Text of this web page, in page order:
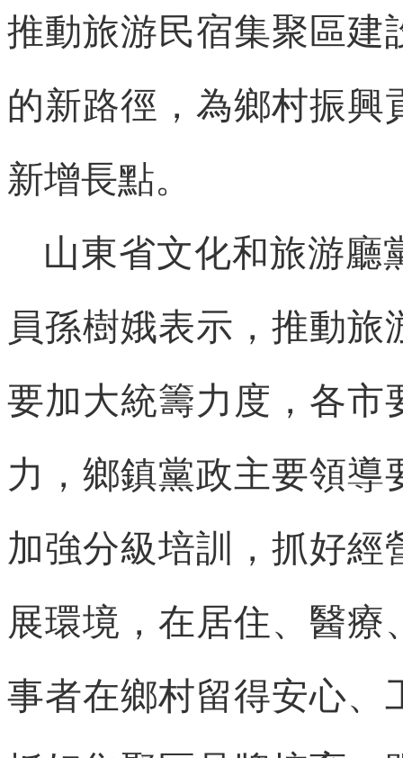
推動旅游民宿集聚區建
的新路徑，為鄉村振興
新增長點。
山東省文化和旅游廳
員孫樹娥表示，推動
要加大統籌力度，各市
力，鄉鎮黨政主要領導
加強分級培訓，抓好經
展環境，在居住、醫
事者在鄉村留得安心、